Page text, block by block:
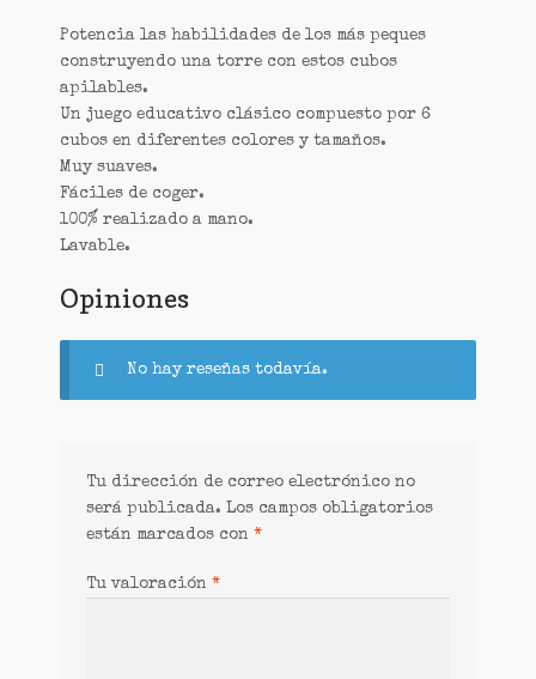
Potencia las habilidades de los más peques
construyendo una torre con estos cubos
apilables.
Un juego educativo clásico compuesto por 6
cubos en diferentes colores y tamaños.
Muy suaves.
Fáciles de coger.
100% realizado a mano.
Lavable.
Opiniones
No hay reseñas todavía.
Tu dirección de correo electrónico no
será publicada. Los campos obligatorios
están marcados con *
Tu valoración *